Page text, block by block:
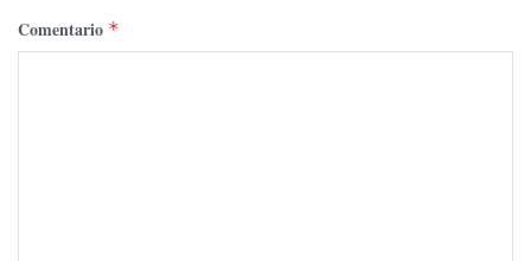
Comentario *